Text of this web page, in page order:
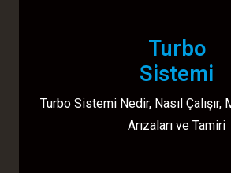
Turbo
Sistemi
Turbo Sistemi Nedir, Nasıl Çalışır,
Arızaları ve Tamiri